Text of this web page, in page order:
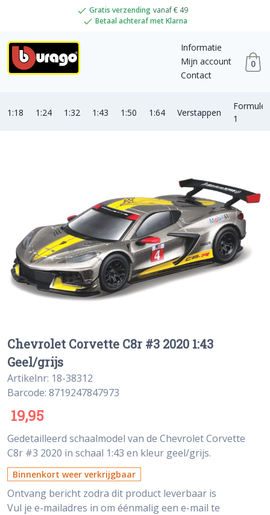
Gratis verzending vanaf € 49
Betaal achteraf met Klarna
Informatie
Mijn account
Contact
0
1:18 1:24 1:32 1:43 1:50 1:64 Verstappen
Formule
1
Chevrolet Corvette C8r #3 2020 1:43
Geel/grijs
Artikelnr: 18-38312
Barcode: 8719247847973
19,95
Gedetailleerd schaalmodel van de Chevrolet Corvette
C8r #3 2020 in schaal 1:43 en kleur geel/grijs.
Binnenkort weer verkrijgbaar
Ontvang bericht zodra dit product leverbaar is
Vul je e-mailadres in om éénmalig een e-mail te